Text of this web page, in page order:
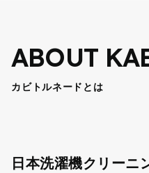
ABOUT
カビトルネードとは
日本洗濯機クリーニ